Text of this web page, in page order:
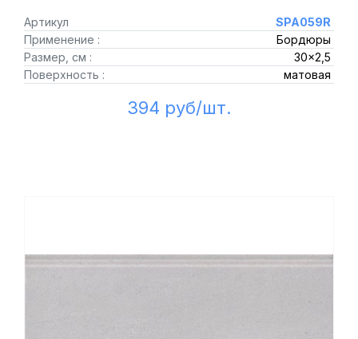
Артикул
SPA059R
Применение :
Бордюры
Размер, см :
30x2,5
Поверхность :
матовая
394 руб/шт.